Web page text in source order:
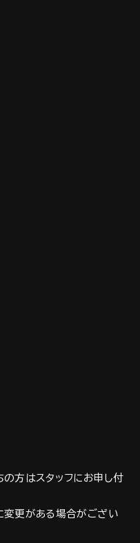
方はスタッフにお申し付
変更がある場合がござい